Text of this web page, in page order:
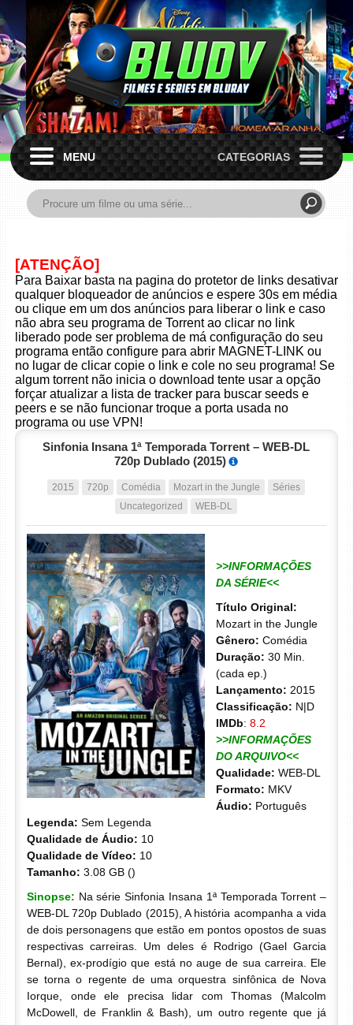
MENU CATEGORIAS
[ATENÇÃO]
Para Baixar basta na pagina do protetor de links desativar
qualquer bloqueador de anúncios e espere 30s em média
ou clique em um dos anúncios para liberar o link e caso
não abra seu programa de Torrent ao clicar no link
liberado pode ser problema de má configuração do seu
programa então configure para abrir MAGNET-LINK ou
no lugar de clicar copie o link e cole no seu programa! Se
algum torrent não inicia o download tente usar a opção
forçar atualizar a lista de tracker para buscar seeds e
peers e se não funcionar troque a porta usada no
programa ou use VPN!
Sinfonia Insana 1ª Temporada Torrent – WEB-DL
720p Dublado (2015)
2015 720p Comédia Mozart in the Jungle
Séries
Uncategorized
WEB-DL
>>INFORMAÇÕES
DA SÉRIE<<
Título Original:
Mozart in the Jungle
Gênero: Comédia
Duração: 30 Min.
(cada ep.)
Lançamento: 2015
Classificação: N|D
IMDb: 8.2
>>INFORMAÇÕES
DO ARQUIVO<<
Qualidade: WEB-DL
Formato: MKV
Áudio: Português
Legenda: Sem Legenda
Qualidade de Áudio: 10
Qualidade de Vídeo: 10
Tamanho: 3.08 GB ()
Sinopse: Na série Sinfonia Insana 1ª Temporada Torrent –
WEB-DL 720p Dublado (2015), A história acompanha a vida
de dois personagens que estão em pontos opostos de suas
respectivas carreiras. Um deles é Rodrigo (Gael Garcia
Bernal), ex-prodígio que está no auge de sua carreira. Ele
se torna o regente de uma orquestra sinfônica de Nova
Iorque, onde ele precisa lidar com Thomas (Malcolm
McDowell, de Franklin & Bash), um outro regente que já